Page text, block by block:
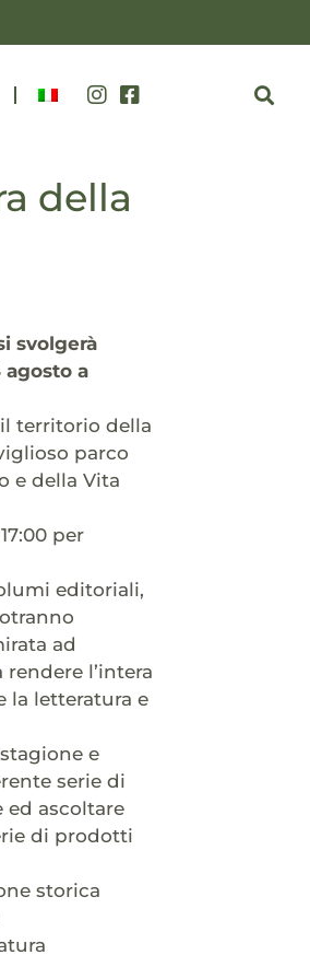
della
svolgerà
agosto a
territorio della
parco
e della Vita
per
editoriali,
ad
l’intera
la letteratura e
e
serie di
ed ascoltare
di prodotti
storica